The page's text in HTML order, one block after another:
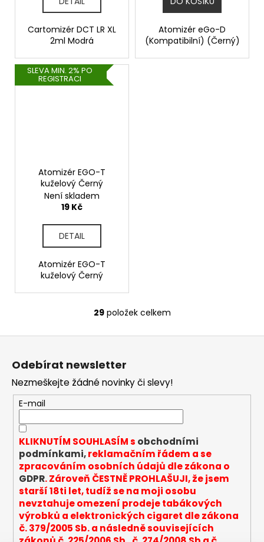
Cartomizér DCT LR XL
2ml Modrá
Atomizér eGo-D
(Kompatibilní) (Černý)
SLEVA MIN. 2% PO
REGISTRACI
Atomizér EGO-T
kuželový Černý
Není skladem
19 Kč
DETAIL
Atomizér EGO-T
kuželový Černý
O
v
a
c
í
p
r
v
k
y
v
ý
p
i
29položek celkem
Odebírat newsletter
Nezmeškejte žádné novinky či slevy!
E-mail
KLIKNUTÍM SOUHLASÍM s obchodními
podmínkami,reklamačním řádem a se
zpracováním osobních údajů dle zákona o
GDPR. Zároveň ČESTNĚ PROHLAŠUJI, že jsem
starší 18ti let, tudíž se na moji osobu
nevztahuje omezení prodeje tabákových
výrobků a elektronických cigaret dle zákona
č. 379/2005 Sb. a následně souvisejících